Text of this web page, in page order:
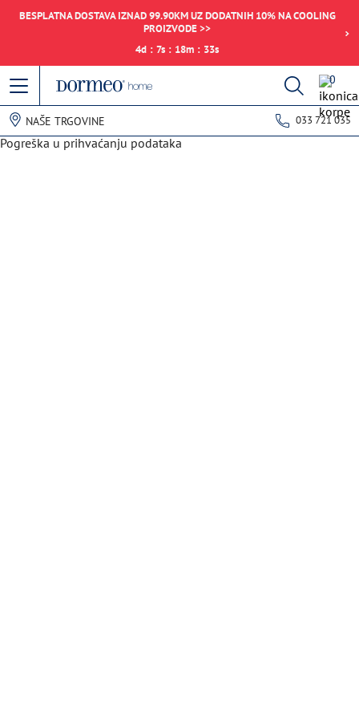
BESPLATNA DOSTAVA IZNAD 99.90KM UZ DODATNIH 10% NA COOLING
PROIZVODE >>
4d : 7s : 18m : 33s
0
NAŠE TRGOVINE 033 721 035
Pogreška u prihvaćanju podataka